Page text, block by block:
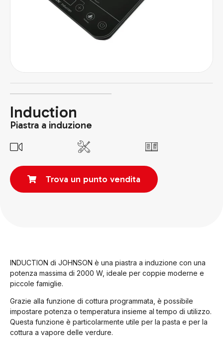
Induction
Piastra a induzione
Trova un punto vendita
INDUCTION di JOHNSON è una piastra a induzione con una
potenza massima di 2000 W, ideale per coppie moderne e
piccole famiglie.
Grazie alla funzione di cottura programmata, è possibile
impostare potenza o temperatura insieme al tempo di utilizzo.
Questa funzione è particolarmente utile per la pasta e per la
cottura a vapore delle verdure.